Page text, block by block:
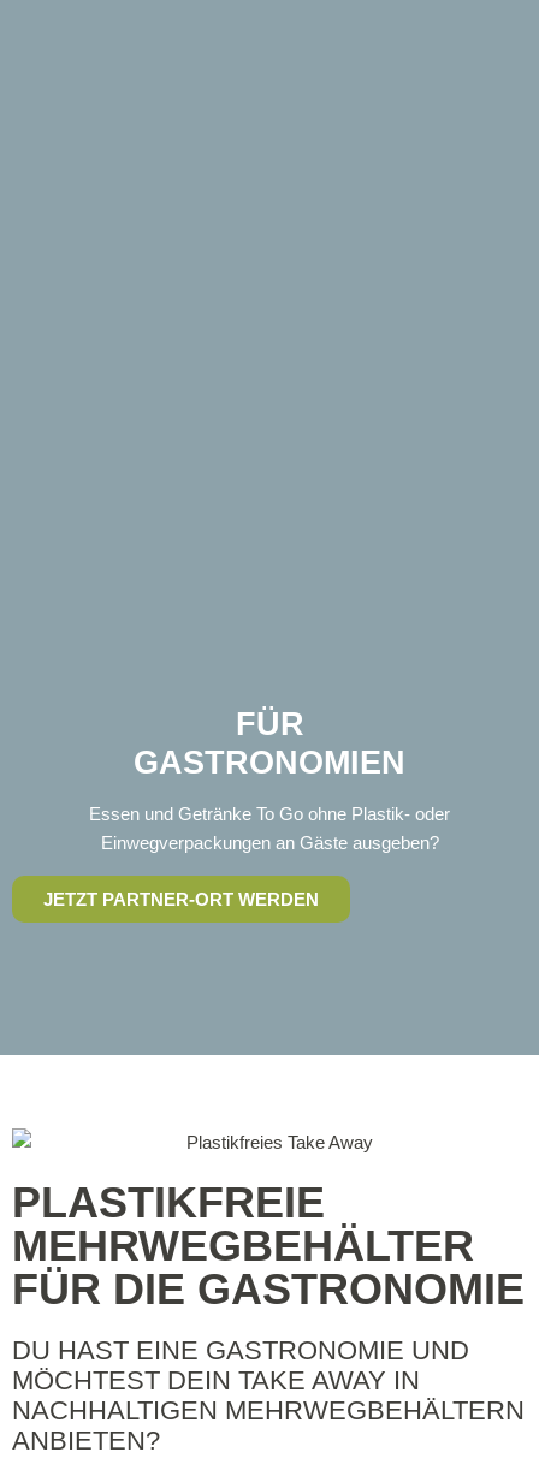
FÜR
GASTRO­NOMIEN
Essen und Getränke To Go ohne Plastik- oder
Einwegverpackungen an Gäste ausgeben?
JETZT PARTNER-ORT WERDEN
PLASTIKFREIE
MEHRWEG­BEHÄLTER
FÜR DIE GASTRONOMIE
DU HAST EINE GASTRONOMIE UND
MÖCHTEST DEIN TAKE AWAY IN
NACHHALTIGEN MEHRWEGBEHÄLTERN
ANBIETEN?